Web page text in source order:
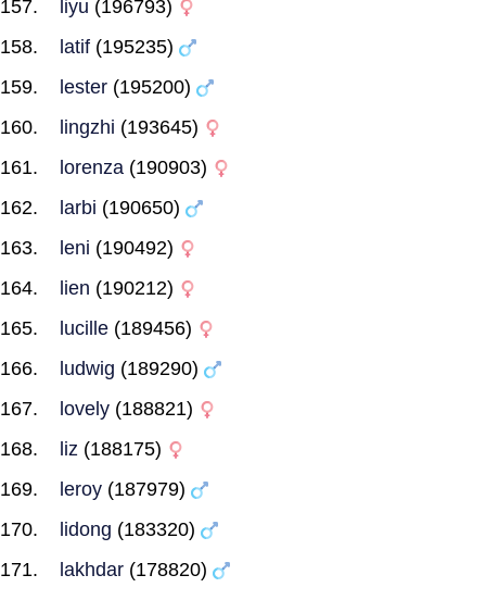
liyu (196793)
latif (195235)
lester (195200)
lingzhi (193645)
lorenza (190903)
larbi (190650)
leni (190492)
lien (190212)
lucille (189456)
ludwig (189290)
lovely (188821)
liz (188175)
leroy (187979)
lidong (183320)
lakhdar (178820)